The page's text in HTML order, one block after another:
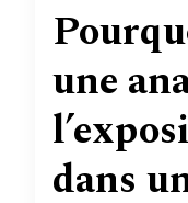
une
dans